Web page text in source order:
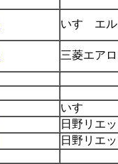
いすゞエ
三菱エア
いすゞ
日野リエ
日野リエ